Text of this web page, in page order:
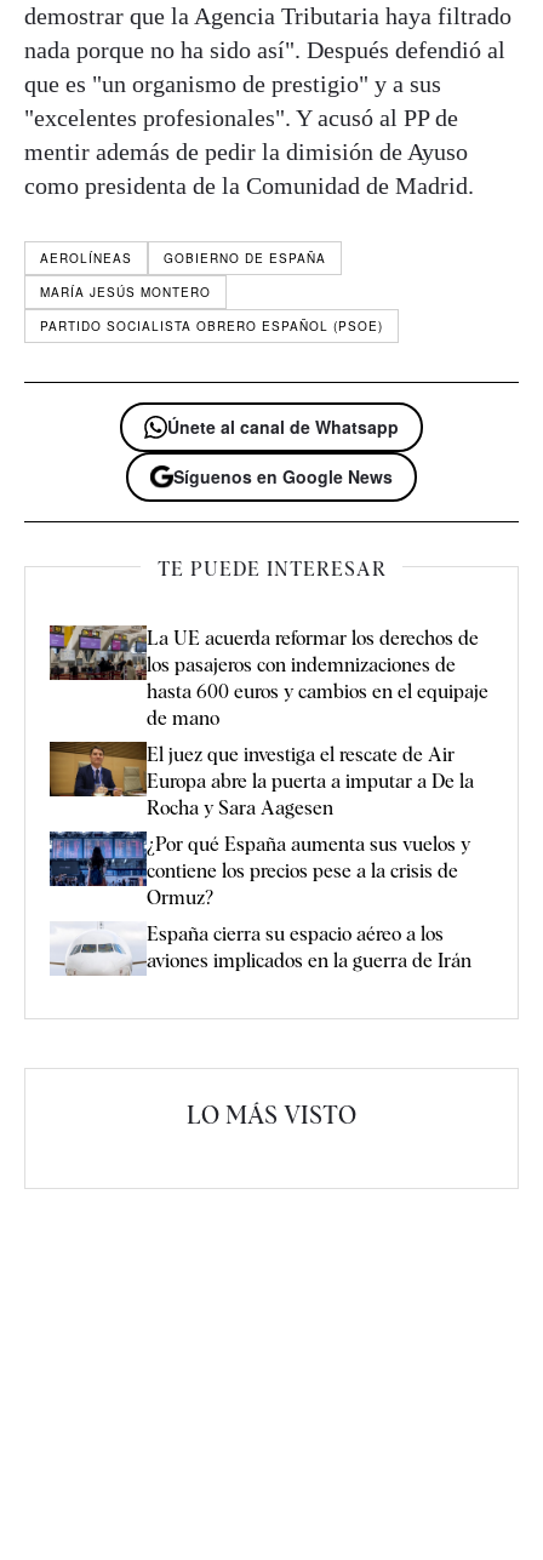
demostrar que la Agencia Tributaria haya filtrado
nada porque no ha sido así". Después defendió al
que es "un organismo de prestigio" y a sus
"excelentes profesionales". Y acusó al PP de
mentir además de pedir la dimisión de Ayuso
como presidenta de la Comunidad de Madrid.
AEROLÍNEAS
GOBIERNO DE ESPAÑA
MARÍA JESÚS MONTERO
PARTIDO SOCIALISTA OBRERO ESPAÑOL (PSOE)
Únete al canal de Whatsapp
Síguenos en Google News
TE PUEDE INTERESAR
La UE acuerda reformar los derechos de
los pasajeros con indemnizaciones de
hasta 600 euros y cambios en el equipaje
de mano
El juez que investiga el rescate de Air
Europa abre la puerta a imputar a De la
Rocha y Sara Aagesen
¿Por qué España aumenta sus vuelos y
contiene los precios pese a la crisis de
Ormuz?
España cierra su espacio aéreo a los
aviones implicados en la guerra de Irán
LO MÁS VISTO